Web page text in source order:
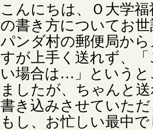
こんにちは、Ｏ大学
の書き方についてお
パンダ村の郵便局か
すが上手く送れず、
い場合は…」という
ましたが、ちゃんと
書き込みさせていた
もし、お忙しい最中